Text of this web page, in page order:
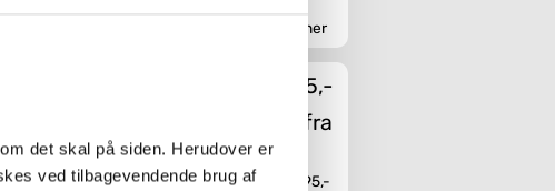
det skal på siden. Herudover er
ved tilbagevendende brug af
brus
Indhent tilbud her
Fragt fra 45,-
Fri fragt fra 4.995,-